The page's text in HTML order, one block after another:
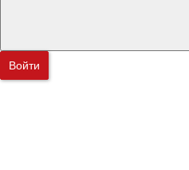
Войти